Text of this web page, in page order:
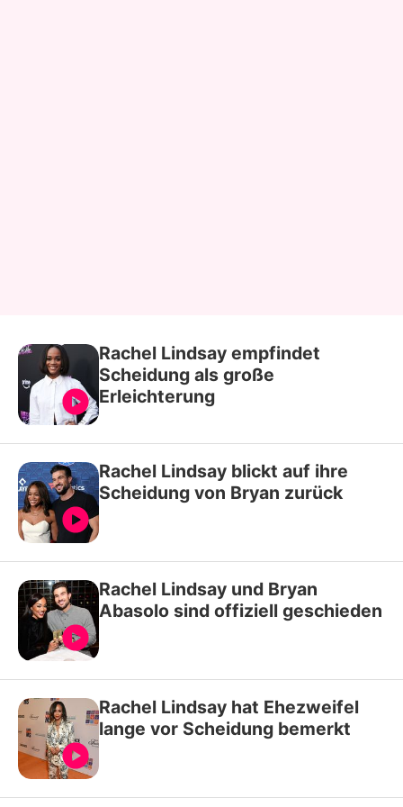
Rachel Lindsay empfindet
Scheidung als große
Erleichterung
Rachel Lindsay blickt auf ihre
Scheidung von Bryan zurück
Rachel Lindsay und Bryan
Abasolo sind offiziell geschieden
Rachel Lindsay hat Ehezweifel
lange vor Scheidung bemerkt